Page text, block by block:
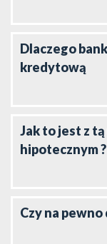
Dlaczego
kredytową
Jak to jest z
hipotecznym ?
Czy na